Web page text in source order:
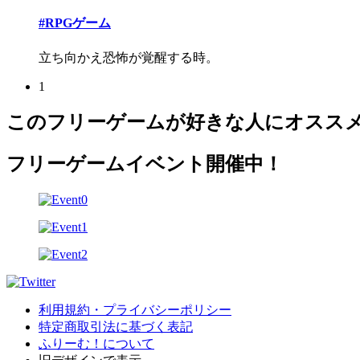
#RPGゲーム
立ち向かえ恐怖が覚醒する時。
1
このフリーゲームが好きな人にオスス
フリーゲームイベント開催中！
利用規約・プライバシーポリシー
特定商取引法に基づく表記
ふりーむ！について